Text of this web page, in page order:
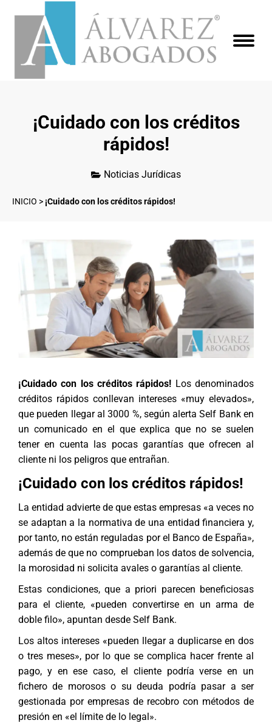
¡Cuidado con los créditos
rápidos!
Noticias Jurídicas
INICIO > ¡Cuidado con los créditos rápidos!
¡Cuidado con los créditos rápidos! Los denominados
créditos rápidos conllevan intereses «muy elevados»,
que pueden llegar al 3000 %, según alerta Self Bank en
un comunicado en el que explica que no se suelen
tener en cuenta las pocas garantías que ofrecen al
cliente ni los peligros que entrañan.
¡Cuidado con los créditos rápidos!
La entidad advierte de que estas empresas «a veces no
se adaptan a la normativa de una entidad financiera y,
por tanto, no están reguladas por el Banco de España»,
además de que no comprueban los datos de solvencia,
la morosidad ni solicita avales o garantías al cliente.
Estas condiciones, que a priori parecen beneficiosas
para el cliente, «pueden convertirse en un arma de
doble filo», apuntan desde Self Bank.
Los altos intereses «pueden llegar a duplicarse en dos
o tres meses», por lo que se complica hacer frente al
pago, y en ese caso, el cliente podría verse en un
fichero de morosos o su deuda podría pasar a ser
gestionada por empresas de recobro con métodos de
presión en «el límite de lo legal».